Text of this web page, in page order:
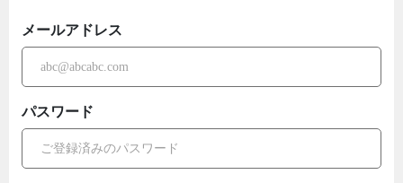
メールアドレス
パスワード